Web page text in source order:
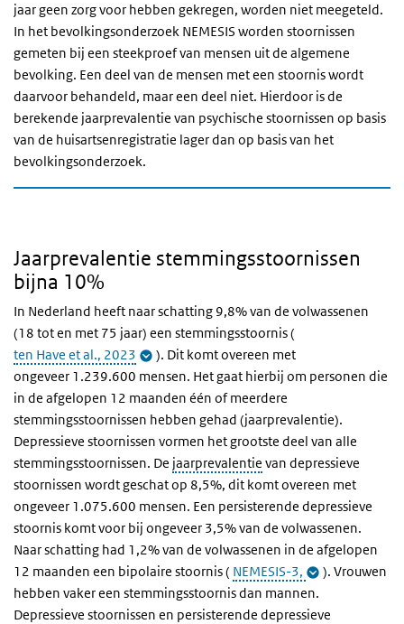
jaar geen zorg voor hebben gekregen, worden niet meegeteld.
In het bevolkingsonderzoek NEMESIS worden stoornissen
gemeten bij een steekproef van mensen uit de algemene
bevolking. Een deel van de mensen met een stoornis wordt
daarvoor behandeld, maar een deel niet. Hierdoor is de
berekende jaarprevalentie van psychische stoornissen op basis
van de huisartsenregistratie lager dan op basis van het
bevolkingsonderzoek.
Jaarprevalentie stemmingsstoornissen
bijna 10%
In Nederland heeft naar schatting 9,8% van de volwassenen
(18 tot en met 75 jaar) een stemmingsstoornis (
ten Have et al., 2023
). Dit komt overeen met
ongeveer 1.239.600 mensen. Het gaat hierbij om personen die
in de afgelopen 12 maanden één of meerdere
stemmingsstoornissen hebben gehad (jaarprevalentie).
Depressieve stoornissen vormen het grootste deel van alle
stemmingsstoornissen. De jaarprevalentie van depressieve
stoornissen wordt geschat op 8,5%, dit komt overeen met
ongeveer 1.075.600 mensen. Een persisterende depressieve
stoornis komt voor bij ongeveer 3,5% van de volwassenen.
Naar schatting had 1,2% van de volwassenen in de afgelopen
12 maanden een bipolaire stoornis( NEMESIS-3, ). Vrouwen
hebben vaker een stemmingsstoornis dan mannen.
Depressieve stoornissen en persisterende depressieve